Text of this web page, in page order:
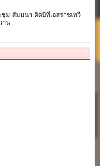
ชุม สัมมนา ติดบีทีเอสราชเทวี
าน